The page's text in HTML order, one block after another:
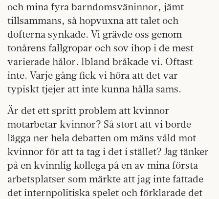
och mina fyra barndomsväninnor, jämt
tillsammans, så hopvuxna att talet och
dofterna synkade. Vi grävde oss genom
tonårens fallgropar och sov ihop i de mest
varierade hålor. Ibland bråkade vi. Oftast
inte. Varje gång fick vi höra att det var
typiskt tjejer att inte kunna hålla sams.
Är det ett spritt problem att kvinnor
motarbetar kvinnor? Så stort att vi borde
lägga ner hela debatten om mäns våld mot
kvinnor för att ta tag i det i stället? Jag tänker
på en kvinnlig kollega på en av mina första
arbetsplatser som märkte att jag inte fattade
det internpolitiska spelet och förklarade det